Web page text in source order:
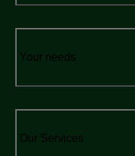
Your needs
Our Services